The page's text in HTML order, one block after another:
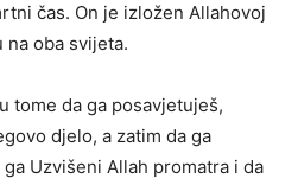
čas. On je izložen Allahovoj
oba svijeta.
tome da ga posavjetuješ,
djelo, a zatim da ga
Uzvišeni Allah promatra i da